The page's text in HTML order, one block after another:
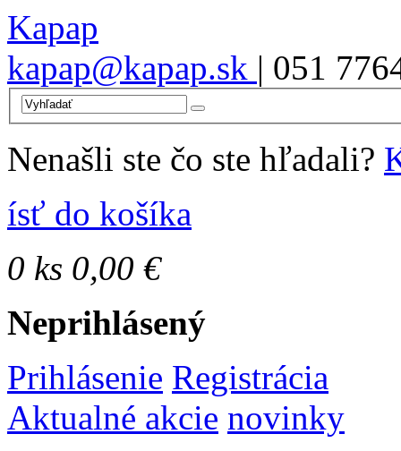
Kapap
kapap@kapap.sk | 051
Nenašli ste čo ste hľadali?
ísť do košíka
0 ks 0,00 €
Neprihlásený
Prihlásenie Registrácia
Aktualné akcie novinky